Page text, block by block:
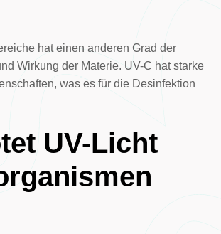
hat einen anderen Grad der
Wirkung der Materie. UV-C hat starke
was es für die Desinfektion
UV-Licht